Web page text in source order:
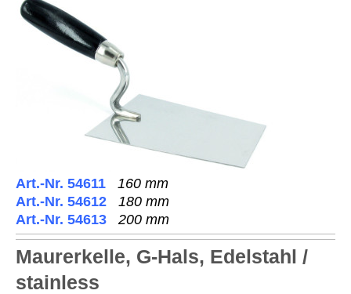
Art.-Nr. 54611
160 mm
Art.-Nr. 54612
180 mm
Art.-Nr. 54613
200 mm
Maurerkelle, G-Hals, Edelstahl /
stainless